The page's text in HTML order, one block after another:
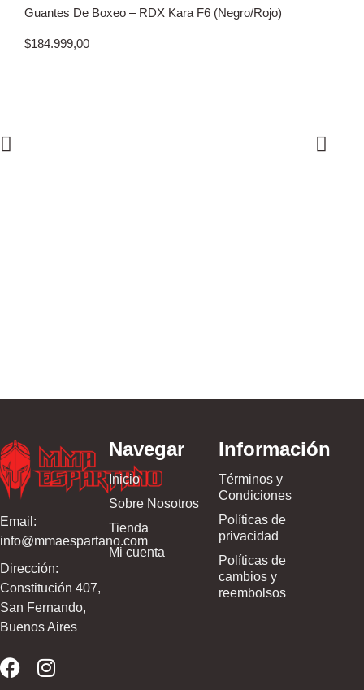
Guantes De Boxeo – RDX Kara F6 (Negro/Rojo)
$184.999,00
Email:
info@mmaespartano.com
Dirección:
Constitución 407,
San Fernando,
Buenos Aires
Navegar
Inicio
Sobre Nosotros
Tienda
Mi cuenta
Información
Términos y
Condiciones
Políticas de
privacidad
Políticas de
cambios y
reembolsos